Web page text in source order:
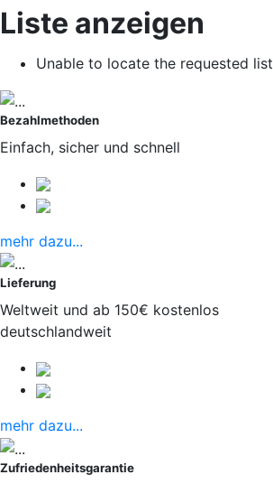
Liste anzeigen
Unable to locate the requested list
Bezahlmethoden
Einfach, sicher und schnell
mehr dazu...
Lieferung
Weltweit und ab 150€ kostenlos
deutschlandweit
mehr dazu...
Zufriedenheitsgarantie